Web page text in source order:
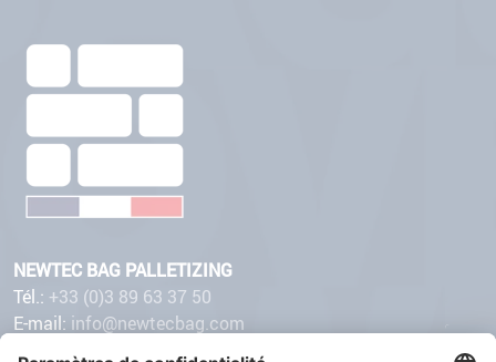
NEWTEC BAG PALLETIZING
Tél.: +33 (0)3 89 63 37 50
E-mail: info@newtecbag.com